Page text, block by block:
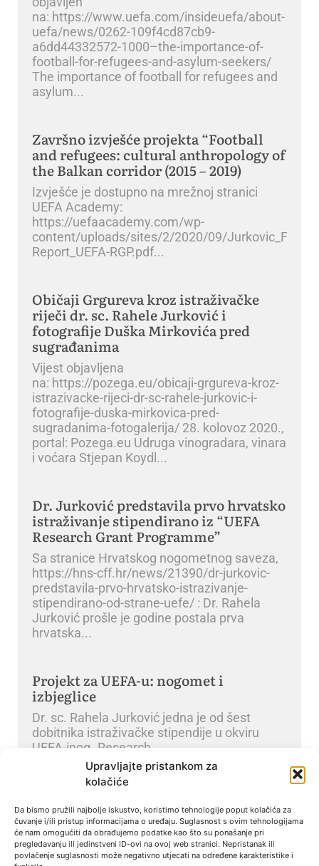
Upravljajte pristankom za
kolačiće
Da bismo pružili najbolje iskustvo, koristimo tehnologije poput kolačića za
čuvanje i/ili pristup informacijama o uređaju. Suglasnost s ovim tehnologijama
će nam omogućiti da obrađujemo podatke kao što su ponašanje pri
pregledavanju ili jedinstveni ID-ovi na ovoj web stranici. Nepristanak ili
povlačenje suglasnosti može negativno utjecati na određene karakteristike i
na: https://www.uefa.com/insideuefa/about-
uefa/news/0262-109f4cd87cb9-
a6dd44332572-1000–the-importance-of-
football-for-refugees-and-asylum-seekers/
The importance of football for refugees and
asylum
Završno izvješće projekta “Football
and refugees: cultural anthropology of
the Balkan corridor (2015 – 2019)
Izvješće je dostupno na mrežnoj stranici
UEFA Academy:
https://uefaacademy.com/wp-
content/uploads/sites/2/2020/09/Jurkovic_Final-
Report_UEFA-RGP.pdf
Običaji Grgureva kroz istraživačke
riječi dr. sc. Rahele Jurković i
fotografije Duška Mirkovića pred
sugrađanima
Vijest objavljena
na: https://pozega.eu/obicaji-grgureva-kroz-
istrazivacke-rijeci-dr-sc-rahele-jurkovic-i-
fotografije-duska-mirkovica-pred-
sugradanima-fotogalerija/ 28. kolovoz 2020.,
portal: Pozega.eu Udruga vinogradara, vinara
i voćara Stjepan Koydl
Dr. Jurković predstavila prvo hrvatsko
istraživanje stipendirano iz “UEFA
Research Grant Programme”
Sa stranice Hrvatskog nogometnog saveza,
https://hns-cff.hr/news/21390/dr-jurkovic-
predstavila-prvo-hrvatsko-istrazivanje-
stipendirano-od-strane-uefe/ : Dr. Rahela
Jurković prošle je godine postala prva
hrvatska
Projekt za UEFA-u: nogomet i
izbjeglice
Dr. sc. Rahela Jurković jedna je od šest
dobitnika istraživačke stipendije u okviru
UEFA-inog „Research
CESH kongresu u Parisu
Na 27. Kongresu Europskog vijeća za
povijest sporta (engl. kratica: CESH),
održanom u Parizu (na